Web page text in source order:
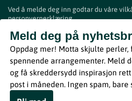
Ved å melde deg inn godtar du våre
personvernerklæring.
Meld deg på
Oppdag mer! Motta skjulte perler,
spennende arrangementer. Meld
og få skreddersydd inspirasjon
post i måneden. Ingen spam, bare
www.visitvestfold.com
Turistinformasjon
Vestfold Fylkeskommune
ByBreakfast